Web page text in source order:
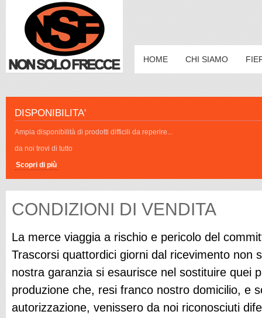
HOME CHI SIAMO
DISPONIBILITA'
Ampia disponibilità di prodotti difficili da reperire...
da noi trovi di tutto
Scopri di più
CONDIZIONI DI VENDITA
La merce viaggia a rischio e pericolo del
Trascorsi quattordici giorni dal ricevimento non
nostra garanzia si esaurisce nel sostituire quei
produzione che, resi franco nostro domicilio, e
autorizzazione, venissero da noi riconosciuti